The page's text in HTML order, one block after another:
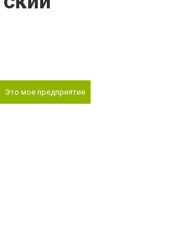
Это мое предприятие